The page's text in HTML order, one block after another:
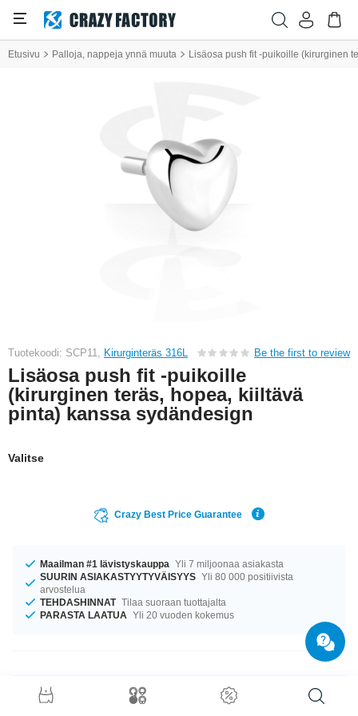
Etusivu Palloja, nappeja ynnä muuta Lisäosa push fit -puikoille (kirurginen
Tuotekoodi: SCP11, Kirurginteräs 316L Be the first to review
Lisäosa push fit -puikoille
(kirurginen teräs, hopea, kiiltävä
pinta) kanssa sydändesign
Valitse
Crazy Best Price Guarantee
Maailman #1 lävistyskauppa Yli 7 miljoonaa asiakasta
SUURIN ASIAKASTYYTYVÄISYYS Yli 80 000 positiivista
arvostelua
TEHDASHINNAT Tilaa suoraan tuottajalta
PARASTA LAATUA Yli 20 vuoden kokemus
Tuotetiedot